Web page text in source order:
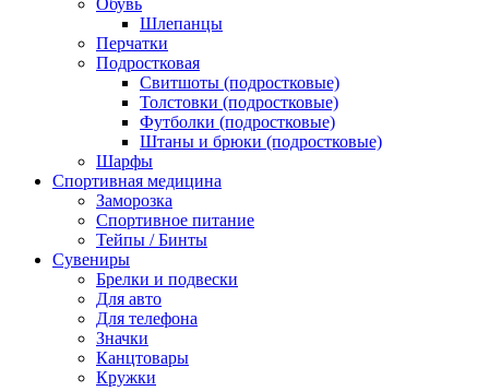
Шлепанцы
Перчатки
Подростковая
Свитшоты (подростковые)
Толстовки (подростковые)
Футболки (подростковые)
Штаны и брюки (подростковые)
Шарфы
Спортивная медицина
Заморозка
Спортивное питание
Тейпы / Бинты
Сувениры
Брелки и подвески
Для авто
Для телефона
Значки
Канцтовары
Кружки